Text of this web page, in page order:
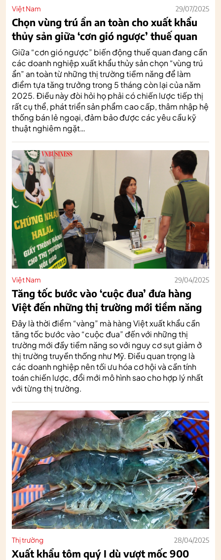
Việt Nam 29/07/2025
Chọn vùng trú ẩn an toàn cho xuất khẩu
thủy sản giữa ‘cơn gió ngược’ thuế quan
Giữa “cơn gió ngược” biến động thuế quan đang cần
các doanh nghiệp xuất khẩu thủy sản chọn “vùng trú
ẩn” an toàn từ những thị trường tiềm năng để làm
điểm tựa tăng trưởng trong 5 tháng còn lại của năm
2025. Điều này đòi hỏi họ phải có chiến lược tiếp thị
rất cụ thể, phát triển sản phẩm cao cấp, thâm nhập hệ
thống bán lẻ ngoại, đảm bảo được các yêu cầu kỹ
thuật nghiêm ngặt…
Việt Nam 29/04/2025
Tăng tốc bước vào ‘cuộc đua’ đưa hàng
Việt đến những thị trường mới tiềm năng
Đây là thời điểm “vàng” mà hàng Việt xuất khẩu cần
tăng tốc bước vào “cuộc đua” đến với những thị
trường mới đầy tiềm năng so với nguy cơ sụt giảm ở
thị trường truyền thống như Mỹ. Điều quan trọng là
các doanh nghiệp nên tối ưu hóa cơ hội và cần tính
toán chiến lược, đổi mới mô hình sao cho hợp lý nhất
với từng thị trường.
Thị trường 28/04/2025
Xuất khẩu tôm quý I dù vượt mốc 900